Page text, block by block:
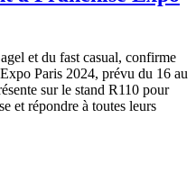
et du fast casual, confirme
Paris 2024, prévu du 16 au
sur le stand R110 pour
et répondre à toutes leurs